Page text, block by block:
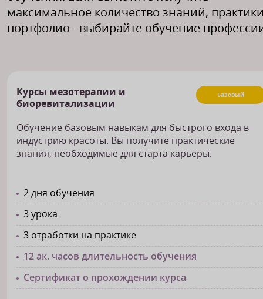
максимальное количество знаний,
портфолио - выбирайте обучение
Базовый
Курсы мезотерапии и
биоревитализации
Обучение базовым навыкам для быстрого входа в
индустрию красоты. Вы получите практические
знания, необходимые для старта карьеры.
2 дня обучения
3 урока
3 отработки на практике
12 ак. часов длительность обучения
Сертификат о прохождении курса